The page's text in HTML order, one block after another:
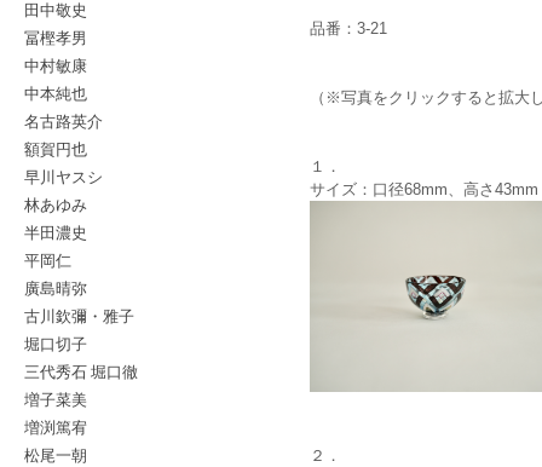
田中敬史
冨樫孝男
中村敏康
中本純也
名古路英介
額賀円也
早川ヤスシ
林あゆみ
半田濃史
平岡仁
廣島晴弥
古川欽彌・雅子
堀口切子
三代秀石 堀口徹
増子菜美
増渕篤宥
松尾一朝
品番：3-21
（※写真をクリックすると拡大
１．
サイズ：口径68mm、高さ43mm
２．